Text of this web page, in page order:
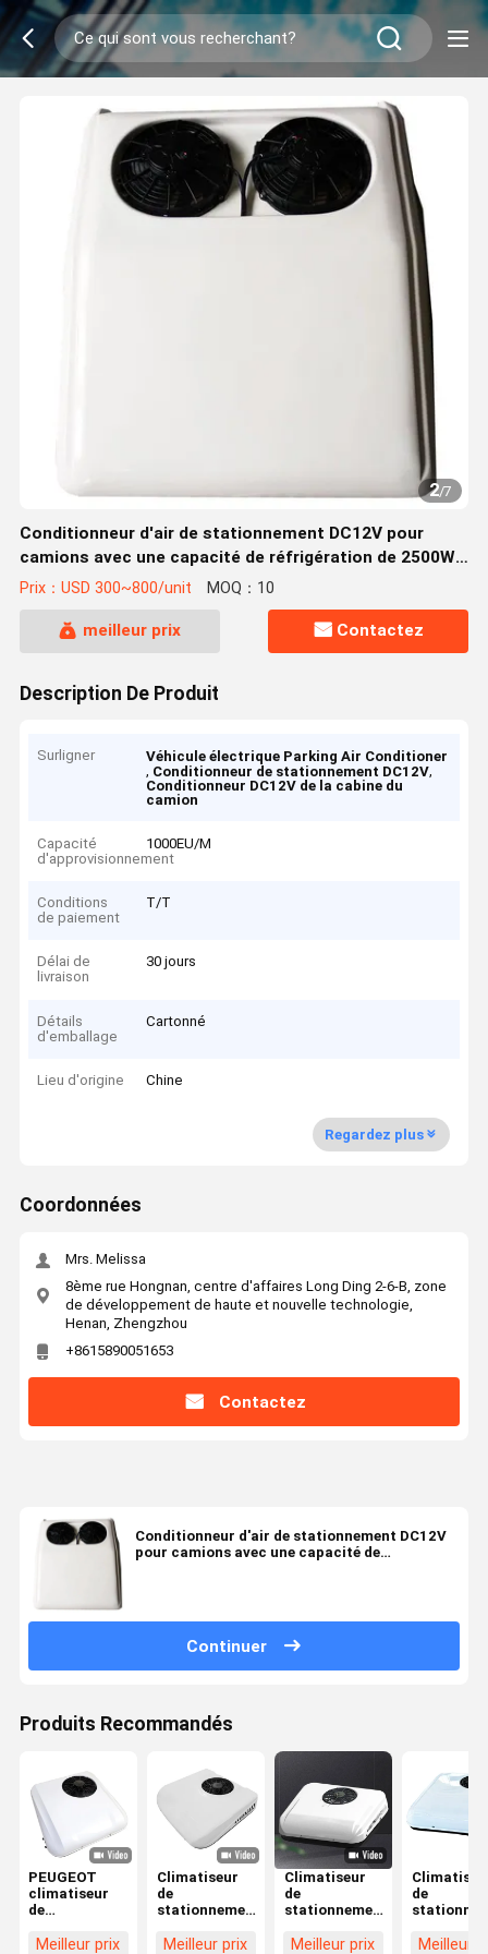
2/7
Conditionneur d'air de stationnement DC12V pour
camions avec une capacité de réfrigération de 2500W,
conception économe en énergie et légère
Prix：USD 300~800/unit MOQ：10
meilleur prix Contactez
Description De Produit
Surligner
Véhicule électrique Parking Air Conditioner
, Conditionneur de stationnement DC12V,
Conditionneur DC12V de la cabine du
camion
Capacité
d'approvisionnement
1000EU/M
Conditions
de paiement
T/T
Délai de
livraison
30 jours
Détails
d'emballage
Cartonné
Lieu d'origine Chine
Regardez plus
Coordonnées
Mrs. Melissa
8ème rue Hongnan, centre d'affaires Long Ding 2-6-B, zone
de développement de haute et nouvelle technologie,
Henan, Zhengzhou
+8615890051653
Contactez
Conditionneur d'air de stationnement DC12V
pour camions avec une capacité de
Continuer
Produits Recommandés
PEUGEOT
climatiseur
de
de 12 volts de
Meilleur prix
Climatiseur
de
stationnement
une capacité
Meilleur prix
Climatiseur
de
stationnement
2500W 24V
Meilleur prix
de
5500RPM
Meilleur